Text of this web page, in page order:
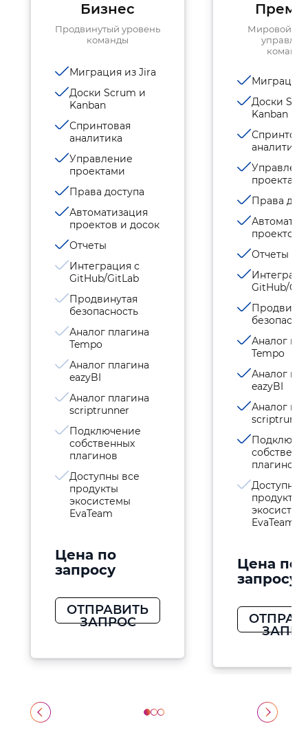
Бизнес
Продвинутый уровень
команды
Миграция из Jira
Доски Scrum и
Kanban
Спринтовая
аналитика
Управление
проектами
Права доступа
Автоматизация
проектов и досок
Отчеты
Интеграция с
GitHub/GitLab
Продвинутая
безопасность
Аналог плагина
Tempo
Аналог плагина
eazyBI
Аналог плагина
scriptrunner
Подключение
собственных
плагинов
Доступны все
продукты
экосистемы
EvaTeam
Цена по
запросу
ОТПРАВИТЬ
ЗАПРОС
Мировой
Миграция
Доски
Kanban
аналитика
проектами
Права
проектов
Отчеты
GitHub/
Аналог
Tempo
Аналог
eazyBI
Аналог
плагинов
Доступны
продукты
EvaTeam
Цена по
запросу